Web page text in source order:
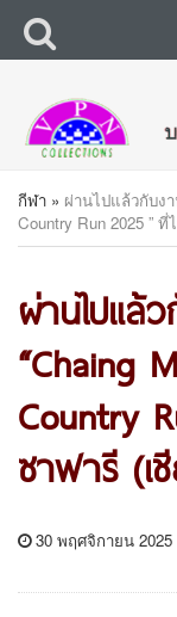
กีฬา » ผ่านไปแล้วกับง
Country Run 2025 ”
ผ่านไปแล้
“Chaing
Country
ซาฟารี (เ
30 พฤศจิกายน 2025